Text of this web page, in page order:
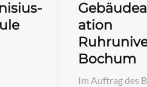
ation
Bochum
Im Auftrag des